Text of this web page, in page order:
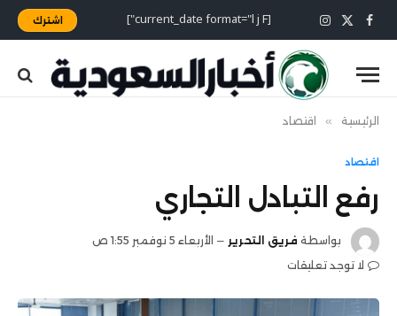
فيسبوك
X
(Twitter)
الانستغرام [current_date format="l j F"] اشترك
الرئيسية » اقتصاد
اقتصاد
رفع التبادل التجاري
بواسطة فريق التحرير
الأربعاء 5 نوفمبر 1:55 ص
لا توجد تعليقات